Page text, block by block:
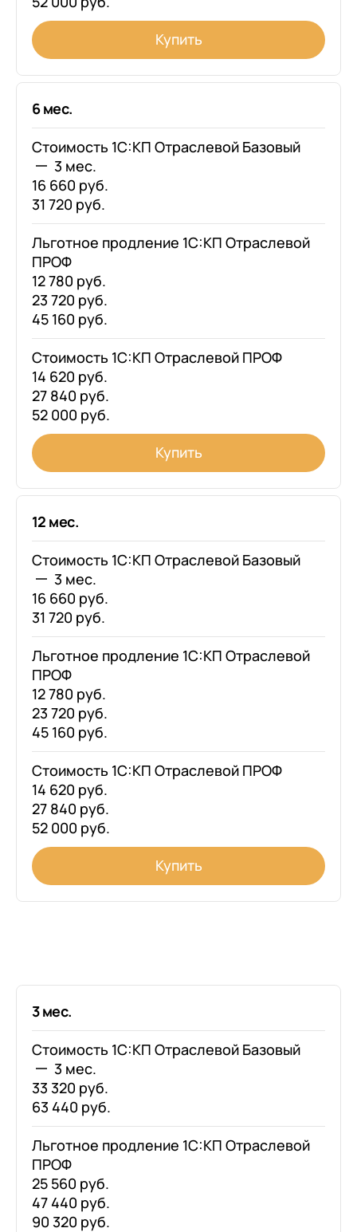
Купить
6 мес.
Стоимость 1С:КП Отраслевой Базовый
3 мес.
16 660 руб.
31 720 руб.
Льготное продление 1С:КП Отраслевой
ПРОФ
12 780 руб.
23 720 руб.
45 160 руб.
Стоимость 1С:КП Отраслевой ПРОФ
14 620 руб.
27 840 руб.
52 000 руб.
Купить
12 мес.
Стоимость 1С:КП Отраслевой Базовый
3 мес.
16 660 руб.
31 720 руб.
Льготное продление 1С:КП Отраслевой
ПРОФ
12 780 руб.
23 720 руб.
45 160 руб.
Стоимость 1С:КП Отраслевой ПРОФ
14 620 руб.
27 840 руб.
52 000 руб.
Купить
3 мес.
Стоимость 1С:КП Отраслевой Базовый
3 мес.
33 320 руб.
63 440 руб.
Льготное продление 1С:КП Отраслевой
ПРОФ
25 560 руб.
47 440 руб.
90 320 руб.